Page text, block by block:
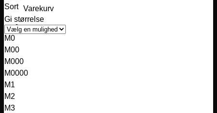
Varekurv
Sort
Gi størrelse
M0
M00
M000
M0000
M1
M2
M3